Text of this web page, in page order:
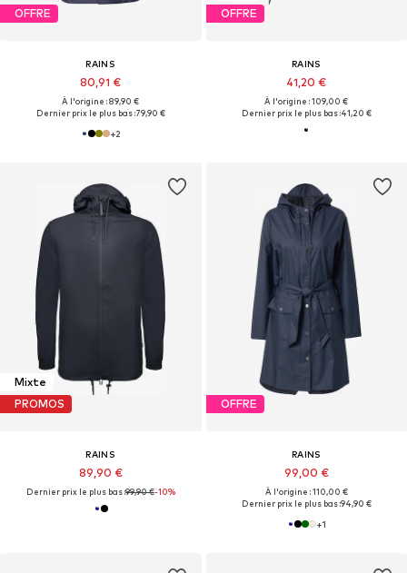
OFFRE
RAINS
80,91 €
À l'origine : 89,90 €
Dernier prix le plus bas :79,90 €
+2
OFFRE
RAINS
41,20 €
À l'origine : 109,00 €
Dernier prix le plus bas :41,20 €
Mixte
PROMOS
RAINS
89,90 €
Dernier prix le plus bas :99,90 €-10%
OFFRE
RAINS
99,00 €
À l'origine : 110,00 €
Dernier prix le plus bas :94,90 €
+1